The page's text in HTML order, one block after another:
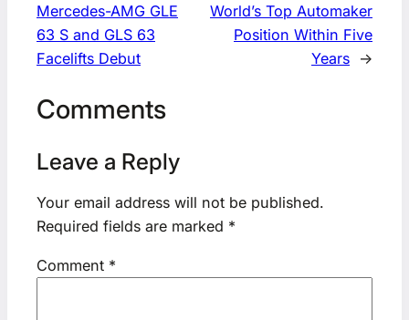
Mercedes-AMG GLE
63 S and GLS 63
Facelifts Debut
World’s Top Automaker
Position Within Five
Years →
Comments
Leave a Reply
Your email address will not be published.
Required fields are marked *
Comment *